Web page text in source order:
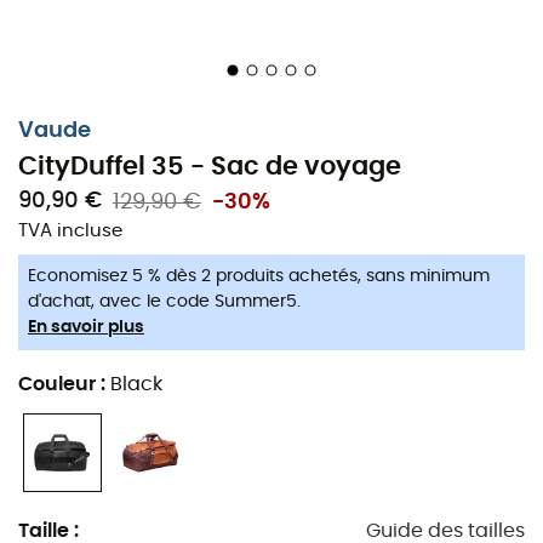
Vaude
CityDuffel 35 - Sac de voyage
90,90 € 129,90 € -30%
TVA incluse
Economisez 5 % dès 2 produits achetés, sans minimum
d'achat, avec le code Summer5.
En savoir plus
Couleur : Black
Taille : Guide des tailles
Sac multifonction pour le quotidien, les voyages et
(recyclé); Intérieur: 100% Polyuréthane; 800D, Maxi-
Ripstop, coated on both sides, face TPU, back PU;
Second fabric: 100% Polyester (recyclé); 1200 D
Polyurethan coated; Doublure - Extérieur: 100%
Polyester (recyclé); Couche: 100% Polyuréthane;
150D woven/ PU coating.
Bretelles escamotables, rembourrées et
préformées pour un confort optimal
facile aux affaires importantes
Sangles de compression latérales pour une